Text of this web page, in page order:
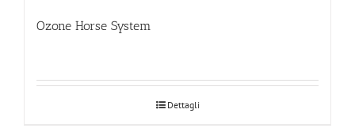
Ozone Horse System
Dettagli